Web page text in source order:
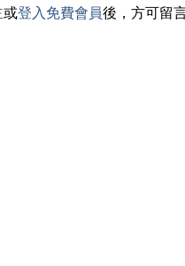
或登入免費會員後，方可留